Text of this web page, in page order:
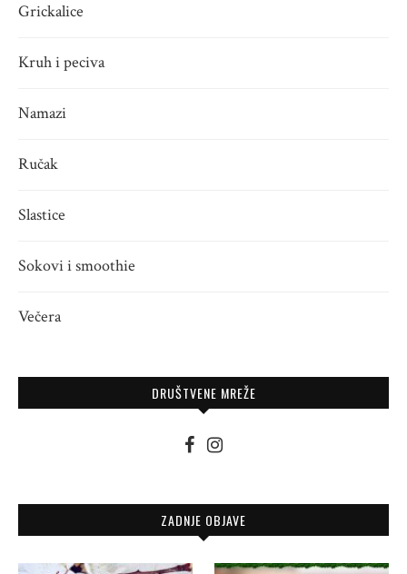
Grickalice
Kruh i peciva
Namazi
Ručak
Slastice
Sokovi i smoothie
Večera
DRUŠTVENE MREŽE
ZADNJE OBJAVE